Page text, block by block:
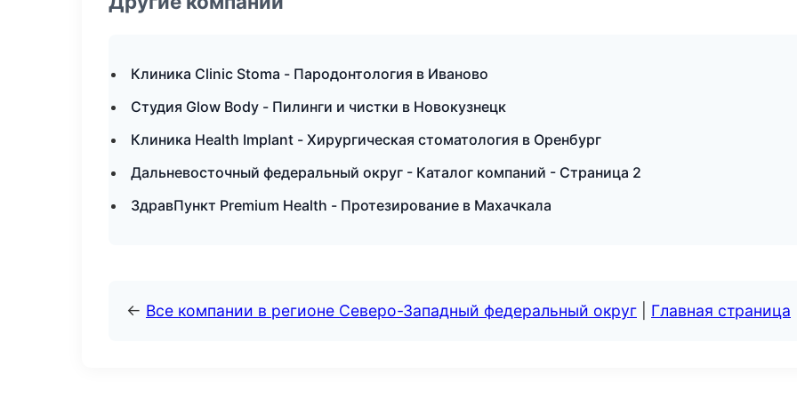
Клиника Clinic Stoma - Пародонтология в Иваново
Студия Glow Body - Пилинги и чистки в Новокузнецк
Клиника Health Implant - Хирургическая стоматология в Оренбург
Дальневосточный федеральный округ - Каталог компаний - Страница 2
ЗдравПункт Premium Health - Протезирование в Махачкала
← Все компании в регионе Северо-Западный федеральный округ Главная страница